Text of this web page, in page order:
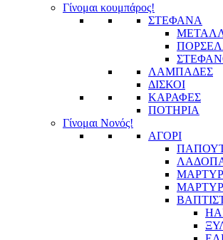
Γίνομαι κουμπάρος!
ΣΤΕΦΑΝΑ
ΛΑΜΠΑΔΕΣ
ΔΙΣΚΟΙ
ΚΑΡΑΦΕΣ
ΠΟΤΗΡΙΑ
Γίνομαι Νονός!
ΑΓΟΡΙ